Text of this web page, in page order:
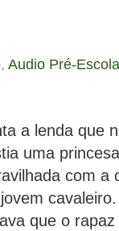
, Audio Pré-
a lenda que
uma
com a
que o